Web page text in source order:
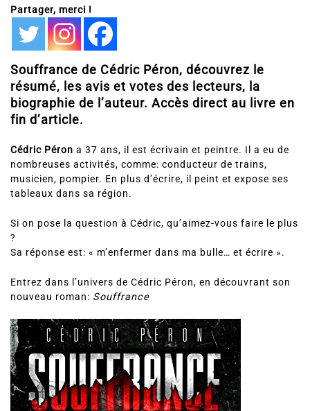
Partager, merci !
Souffrance de Cédric Péron, découvrez le
résumé, les avis et votes des lecteurs, la
biographie de l’auteur. Accès direct au livre en
fin d’article.
Cédric Péron a 37 ans, il est écrivain et peintre. Il a eu de
nombreuses activités, comme: conducteur de trains,
musicien, pompier. En plus d’écrire, il peint et expose ses
tableaux dans sa région.
Si on pose la question à Cédric, qu’aimez-vous faire le plus
?
Sa réponse est: « m’enfermer dans ma bulle… et écrire ».
Entrez dans l’univers de Cédric Péron, en découvrant son
nouveau roman: Souffrance